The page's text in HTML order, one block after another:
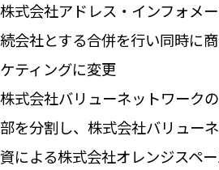
株式会社アドレス・インフォメ
続会社とする合併を行い同時に
ケティングに変更
株式会社バリューネットワーク
部を分割し、株式会社バリュー
資による株式会社オレンジスペ